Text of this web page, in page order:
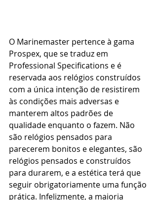
O Marinemaster pertence à gama
Prospex, que se traduz em
Professional Specifications e é
reservada aos relógios construídos
com a única intenção de resistirem
às condições mais adversas e
manterem altos padrões de
qualidade enquanto o fazem. Não
são relógios pensados para
parecerem bonitos e elegantes, são
relógios pensados e construídos
para durarem, e a estética terá que
seguir obrigatoriamente uma função
prática. Infelizmente, a maioria